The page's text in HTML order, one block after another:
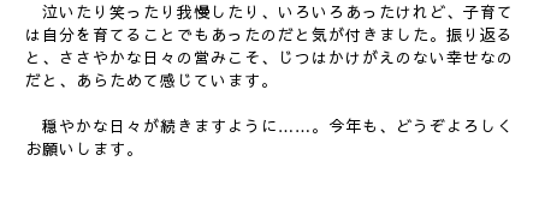
泣いたり笑ったり我慢したり、いろいろあったけれど、子育て
は自分を育てることでもあったのだと気が付きました。振り返る
と、ささやかな日々の営みこそ、じつはかけがえのない幸せなの
だと、あらためて感じています。
穏やかな日々が続きますように……。今年も、どうぞよろしく
お願いします。